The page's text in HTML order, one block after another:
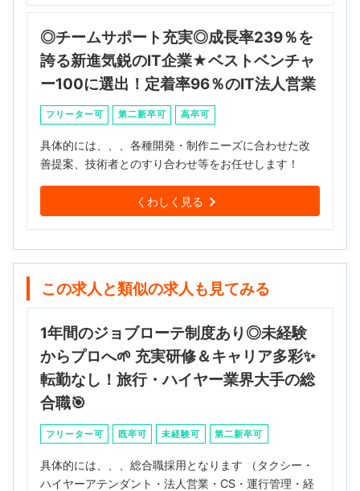
◎チームサポート充実◎成長率239％を
誇る新進気鋭のIT企業★ベストベンチャ
ー100に選出！定着率96％のIT法人営業
フリーター可 第二新卒可 高卒可
具体的には、、、各種開発・制作ニーズに合わせた改
善提案、技術者とのすり合わせ等をお任せします！
くわしく見る
この求人と類似の求人も見てみる
1年間のジョブローテ制度あり◎未経験
からプロへ🌱 充実研修＆キャリア多彩✨
転勤なし！旅行・ハイヤー業界大手の総
合職🎯
フリーター可 既卒可 未経験可 第二新卒可
具体的には、、、総合職採用となります （タクシー・
ハイヤーアテンダント・法人営業・CS・運行管理・経